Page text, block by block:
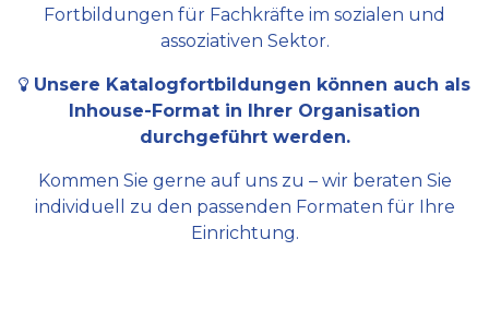
Fortbildungen für Fachkräfte im sozialen und
assoziativen Sektor.
Unsere Katalogfortbildungen können auch als
Inhouse-Format in Ihrer Organisation
durchgeführt werden.
Kommen Sie gerne auf uns zu – wir beraten Sie
individuell zu den passenden Formaten für Ihre
Einrichtung.